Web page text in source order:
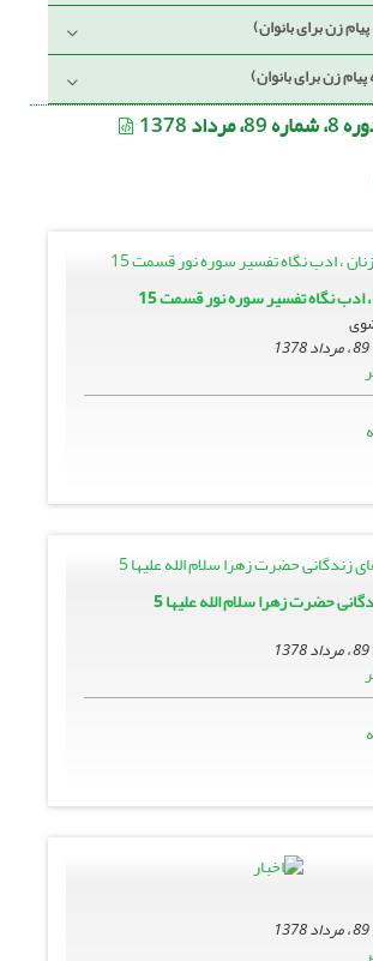
89، مرداد 1378
ادب نگاه تفسیر سوره نور قسمت 15
حضرت زهرا سلام الله علیها 5